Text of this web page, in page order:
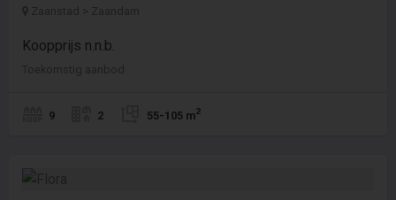
Zaanstad > Zaandam
Koopprijs n.n.b.
Toekomstig aanbod
9 2 55-105 m2